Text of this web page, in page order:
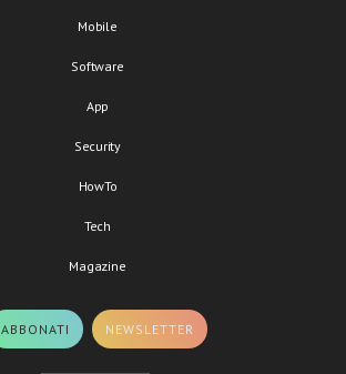
Mobile
Software
App
Security
HowTo
Tech
Magazine
ABBONATI NEWSLETTER